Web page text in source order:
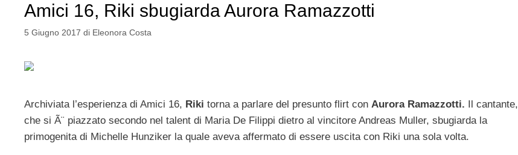
Amici 16, Riki sbugiarda Aurora Ramazzotti
5 Giugno 2017 di Eleonora Costa
Archiviata l’esperienza di Amici 16, Riki torna a parlare del presunto flirt con Aurora Ramazzotti. Il cantante,
che si Ã¨ piazzato secondo nel talent di Maria De Filippi dietro al vincitore Andreas Muller, sbugiarda la
primogenita di Michelle Hunziker la quale aveva affermato di essere uscita con Riki una sola volta.